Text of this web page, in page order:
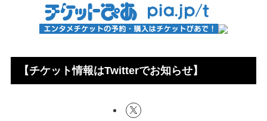
【チケット情報はTwitterでお知らせ】